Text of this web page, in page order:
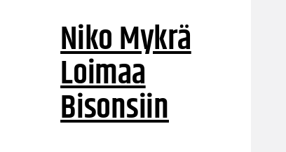
Niko Mykrä
Loimaa
Bisonsiin